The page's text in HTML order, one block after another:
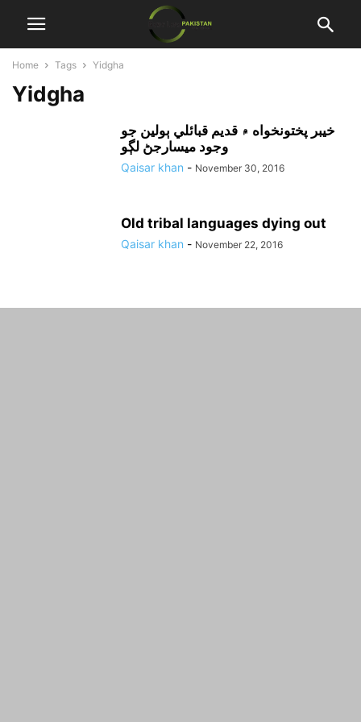
Home Tags Yidgha
Yidgha
خيبر پختونخواه ۾ قديم قبائلي ٻولين جو
وجود ميسارجڻ لڳو
Qaisar khan - November 30, 2016
Old tribal languages dying out
Qaisar khan - November 22, 2016